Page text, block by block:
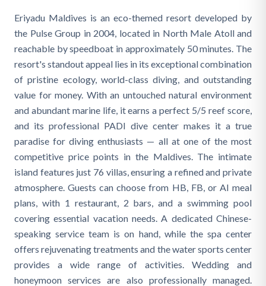
Eriyadu Maldives is an eco-themed resort developed by
the Pulse Group in 2004, located in North Male Atoll and
reachable by speedboat in approximately 50 minutes. The
resort's standout appeal lies in its exceptional combination
of pristine ecology, world-class diving, and outstanding
value for money. With an untouched natural environment
and abundant marine life, it earns a perfect 5/5 reef score,
and its professional PADI dive center makes it a true
paradise for diving enthusiasts — all at one of the most
competitive price points in the Maldives. The intimate
island features just 76 villas, ensuring a refined and private
atmosphere. Guests can choose from HB, FB, or AI meal
plans, with 1 restaurant, 2 bars, and a swimming pool
covering essential vacation needs. A dedicated Chinese-
speaking service team is on hand, while the spa center
offers rejuvenating treatments and the water sports center
provides a wide range of activities. Wedding and
honeymoon services are also professionally managed.